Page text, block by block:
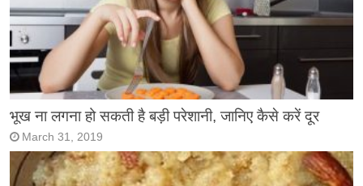
भूख ना लगना हो सकती है बड़ी परेशानी, जानिए कैसे करें दूर
March 31, 2019